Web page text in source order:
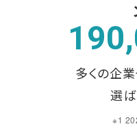
多くの企
選
※1